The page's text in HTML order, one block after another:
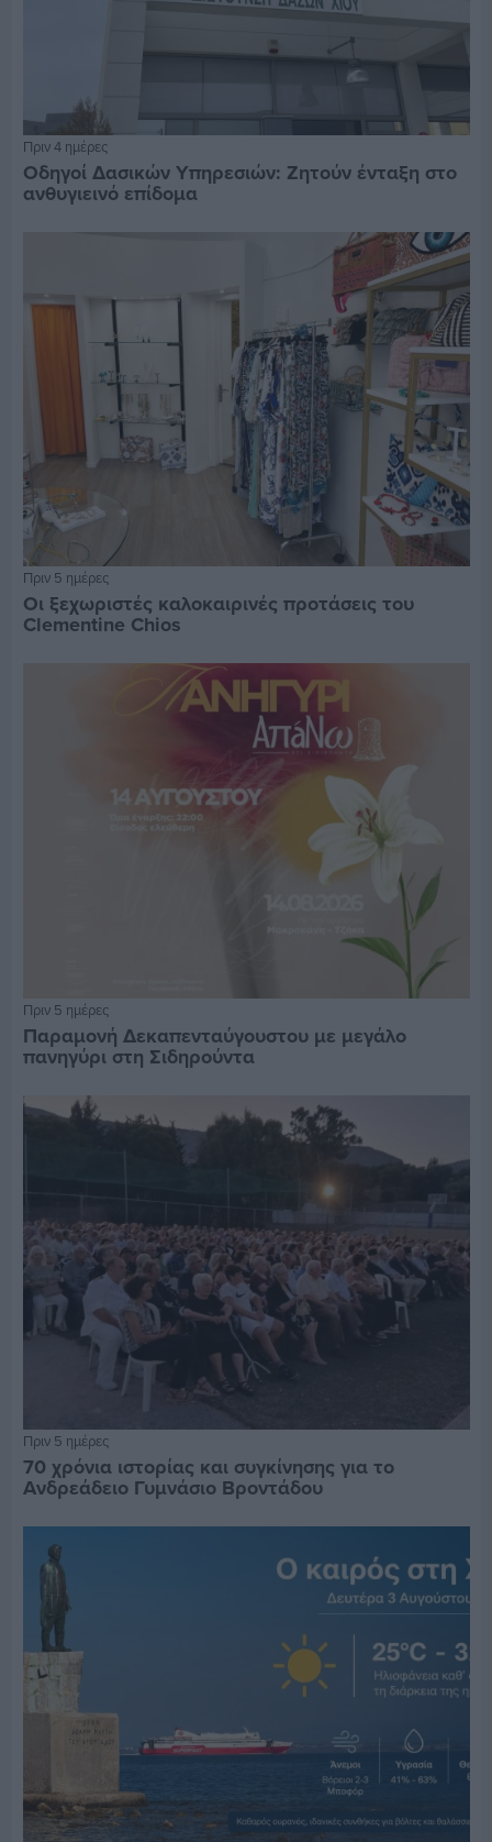
Πριν 4 ημέρες
Οδηγοί Δασικών Υπηρεσιών: Ζητούν ένταξη στο
ανθυγιεινό επίδομα
Πριν 5 ημέρες
Οι ξεχωριστές καλοκαιρινές προτάσεις του
Clementine Chios
Πριν 5 ημέρες
Παραμονή Δεκαπενταύγουστου με μεγάλο
πανηγύρι στη Σιδηρούντα
Πριν 5 ημέρες
70 χρόνια ιστορίας και συγκίνησης για το
Ανδρεάδειο Γυμνάσιο Βροντάδου